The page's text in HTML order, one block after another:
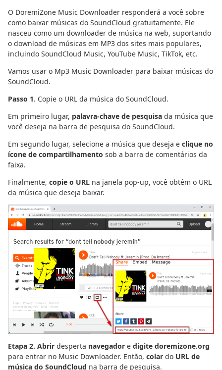
O DoremiZone Music Downloader responderá a você sobre
como baixar músicas do SoundCloud gratuitamente. Ele
nasceu como um downloader de música na web, suportando
o download de músicas em MP3 dos sites mais populares,
incluindo SoundCloud Music, YouTube Music, TikTok, etc.
Vamos usar o Mp3 Music Downloader para baixar músicas do
SoundCloud.
Passo 1. Copie o URL da música do SoundCloud.
Em primeiro lugar, palavra-chave de pesquisa da música que
você deseja na barra de pesquisa do SoundCloud.
Em segundo lugar, selecione a música que deseja e clique no
ícone de compartilhamento sob a barra de comentários da
faixa.
Finalmente, copie o URL na janela pop-up, você obtém o URL
da música que deseja baixar.
Etapa 2. Abrir desperta navegador e digite doremizone.org
para entrar no Music Downloader. Então, colar do URL de
música do SoundCloud na barra de pesquisa.